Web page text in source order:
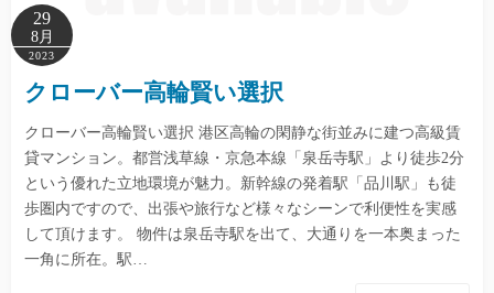
29
8月
2023
クローバー高輪賢い選択
クローバー高輪賢い選択 港区高輪の閑静な街並みに建つ高級賃
貸マンション。都営浅草線・京急本線「泉岳寺駅」より徒歩2分
という優れた立地環境が魅力。新幹線の発着駅「品川駅」も徒
歩圏内ですので、出張や旅行など様々なシーンで利便性を実感
して頂けます。 物件は泉岳寺駅を出て、大通りを一本奥まった
一角に所在。駅…